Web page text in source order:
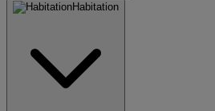
Habitation